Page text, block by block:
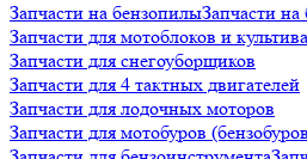
Запчасти на бензопилыЗапчасти на
Запчасти для мотоблоков и
Запчасти для снегоуборщиков
Запчасти для 4 тактных двигателей
Запчасти для лодочных моторов
Запчасти для мотобуров